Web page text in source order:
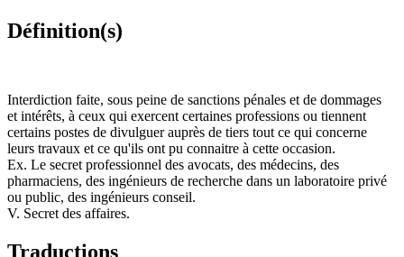
Définition(s)
Interdiction faite, sous peine de sanctions pénales et de dommages
et intérêts, à ceux qui exercent certaines professions ou tiennent
certains postes de divulguer auprès de tiers tout ce qui concerne
leurs travaux et ce qu'ils ont pu connaitre à cette occasion.
Ex. Le secret professionnel des avocats, des médecins, des
pharmaciens, des ingénieurs de recherche dans un laboratoire privé
ou public, des ingénieurs conseil.
V. Secret des affaires.
Traductions